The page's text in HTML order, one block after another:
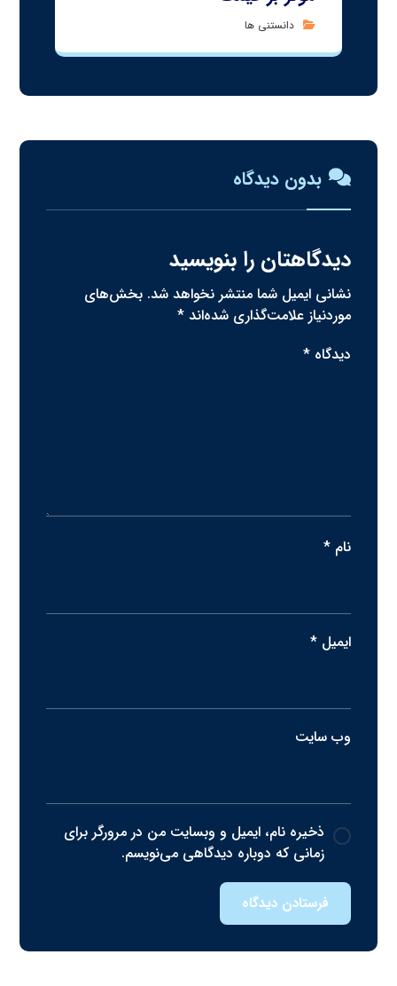
دانستنی ها
بدون دیدگاه
دیدگاهتان را بنویسید
نشانی ایمیل شما منتشر نخواهد شد. بخش‌های
موردنیاز علامت‌گذاری شده‌اند*
دیدگاه*
نام*
ایمیل*
وب‌ سایت
ذخیره نام، ایمیل و وبسایت من در مرورگر برای
زمانی که دوباره دیدگاهی می‌نویسم.
فرستادن دیدگاه